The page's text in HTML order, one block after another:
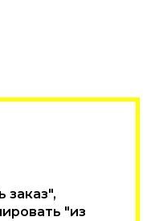
заказ",
"из